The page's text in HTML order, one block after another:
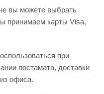
вы можете выбрать
принимаем карты Visa,
при
постамата, доставки
офиса.